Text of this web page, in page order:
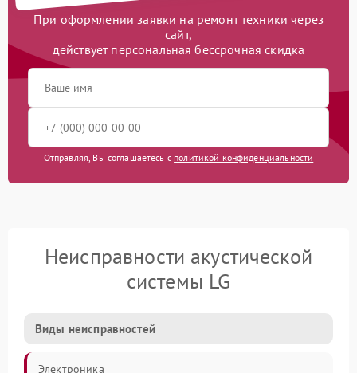
При оформлении заявки на ремонт техники через
сайт,
действует персональная бессрочная скидка
Отправляя, Вы соглашаетесь с политикой конфиденциальности
Неисправности акустической
системы LG
Виды неисправностей
Электроника